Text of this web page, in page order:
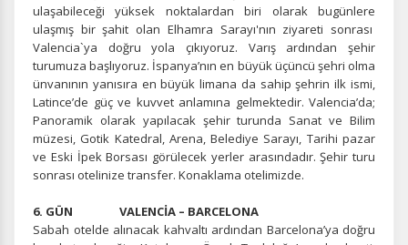
Çerez tercihlerinizibelirleyin.
ulaşabileceği yüksek noktalardan biri olarak bugünlere
ulaşmış bir şahit olan Elhamra Sarayı'nın ziyareti sonrası
Valencia`ya doğru yola çıkıyoruz. Varış ardından şehir
turumuza başlıyoruz. İspanya’nın en büyük üçüncü şehri olma
ünvanının yanısıra en büyük limana da sahip şehrin ilk ismi,
Latince’de güç ve kuvvet anlamına gelmektedir. Valencia’da;
Panoramik olarak yapılacak şehir turunda Sanat ve Bilim
müzesi, Gotik Katedral, Arena, Belediye Sarayı, Tarihi pazar
ve Eski İpek Borsası görülecek yerler arasındadır. Şehir turu
sonrası otelinize transfer. Konaklama otelimizde.
6. GÜN VALENCİA – BARCELONA
Sabah otelde alınacak kahvaltı ardından Barcelona’ya doğru